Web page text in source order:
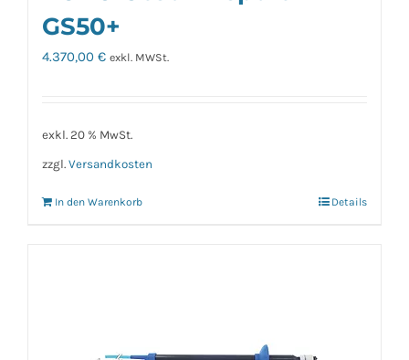
GS50+
4.370,00 € exkl. MWSt.
exkl. 20 % MwSt.
zzgl. Versandkosten
In den Warenkorb Details